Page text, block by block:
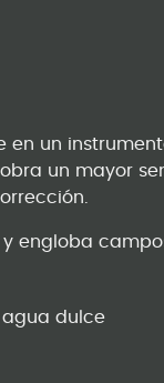
en un
un mayor
engloba
agua dulce